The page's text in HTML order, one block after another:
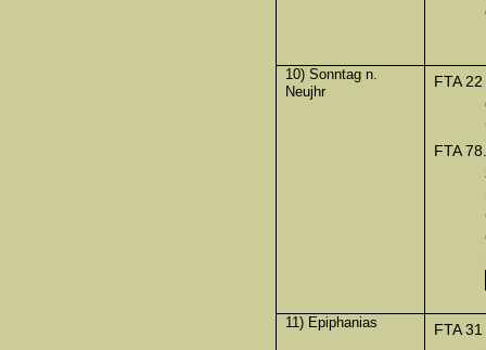
10) Sonntag n.
Neujhr
FTA 22
FTA 78.
11) Epiphanias
FTA 31